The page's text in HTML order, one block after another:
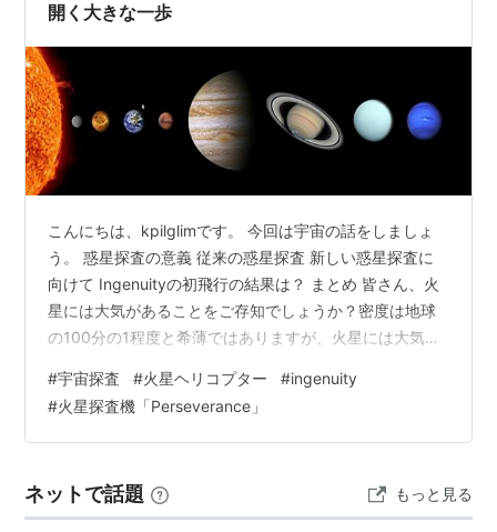
開く大きな一歩
こんにちは、kpilglimです。 今回は宇宙の話をしましょ
う。 惑星探査の意義 従来の惑星探査 新しい惑星探査に
向けて Ingenuityの初飛行の結果は？ まとめ 皆さん、火
星には大気があることをご存知でしょうか？密度は地球
の100分の1程度と希薄ではありますが、火星には大気が
する飛行機やヘリコプターは、火星でも飛べるのでは？
と想像ができます。 その初めての実証をするべく、
NASAが開発した火星ヘリコプター”Ingenuity”は火星探査
した。 そしてつい先日、その初飛行…
#宇宙探査 #火星ヘリコプター #ingenuity
#火星探査機「Perseverance」
ネットで話題 もっと見る